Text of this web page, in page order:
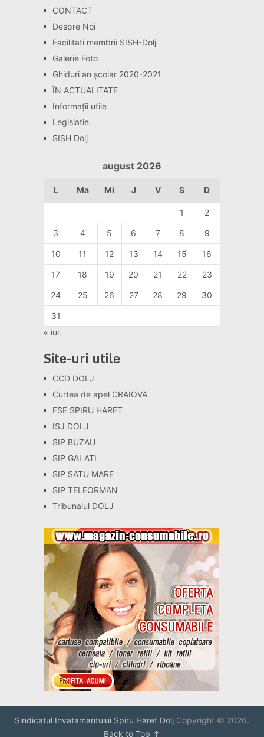
CONTACT
Despre Noi
Facilitati membrii SISH-Dolj
Galerie Foto
Ghiduri an școlar 2020-2021
ÎN ACTUALITATE
Informaţii utile
Legislatie
SISH Dolj
august 2026
L Ma Mi J V S D
1 2
3 4 5 6 7 8 9
10 11 12 13 14 15 16
17 18 19 20 21 22 23
24 25 26 27 28 29 30
31
« iul.
Site-uri utile
CCD DOLJ
Curtea de apel CRAIOVA
FSE SPIRU HARET
ISJ DOLJ
SIP BUZAU
SIP GALATI
SIP SATU MARE
SIP TELEORMAN
Tribunalul DOLJ
Sindicatul Invatamantului Spiru Haret DoljCopyright © 2026.
Back to Top ↑